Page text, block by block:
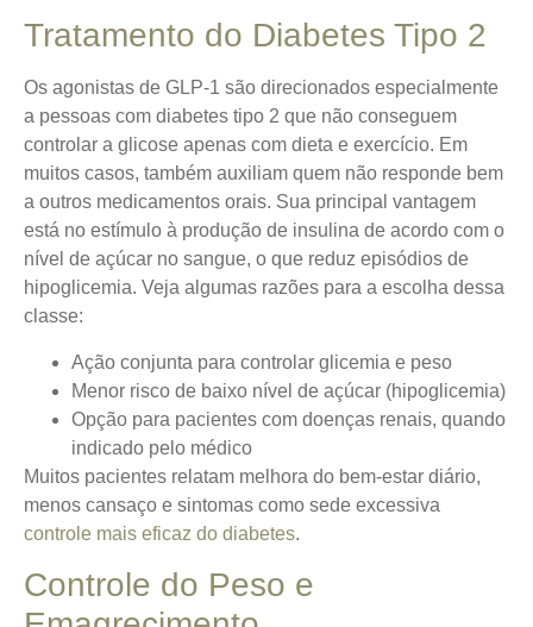
Tratamento do Diabetes Tipo 2
Os agonistas de GLP-1 são direcionados especialmente
a pessoas com diabetes tipo 2 que não conseguem
controlar a glicose apenas com dieta e exercício. Em
muitos casos, também auxiliam quem não responde bem
a outros medicamentos orais. Sua principal vantagem
está no estímulo à produção de insulina de acordo com o
nível de açúcar no sangue, o que reduz episódios de
hipoglicemia. Veja algumas razões para a escolha dessa
classe:
Ação conjunta para controlar glicemia e peso
Menor risco de baixo nível de açúcar (hipoglicemia)
Opção para pacientes com doenças renais, quando
indicado pelo médico
Muitos pacientes relatam melhora do bem-estar diário,
menos cansaço e sintomas como sede excessiva
controle mais eficaz do diabetes.
Controle do Peso e